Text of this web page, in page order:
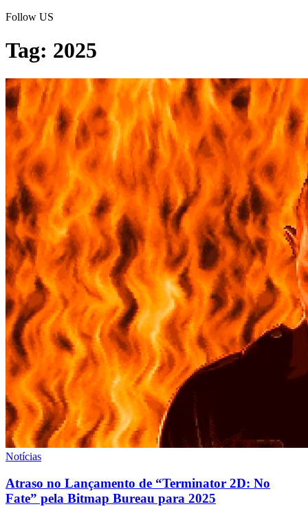
Follow US
Tag: 2025
Notícias
Atraso no Lançamento de “Terminator 2D: No
Fate” pela Bitmap Bureau para 2025